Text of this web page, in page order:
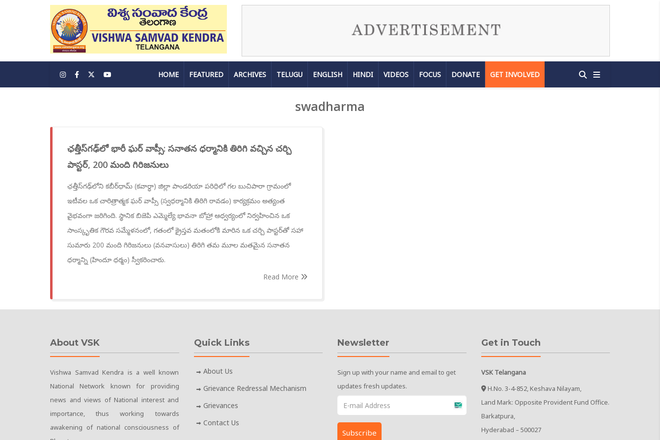
HOME FEATURED ARCHIVES TELUGU ENGLISH HINDI VIDEOS FOCUS DONATE GET INVOLVED
swadharma
ఛత్తీస్‌గఢ్‌లో భారీ ఘర్ వాప్సీ: సనాతన ధర్మానికి తిరిగి వచ్చిన చర్చి
పాస్టర్, 200 మంది గిరిజనులు
ఛత్తీస్‌గఢ్‌లోని కబీర్‌ధామ్ (కవార్ధా) జిల్లా పాండరియా పరిధిలో గల బుచిపారా గ్రామంలో
ఇటీవల ఒక చారిత్రాత్మక ఘర్ వాప్సీ (స్వధర్మానికి తిరిగి రావడం) కార్యక్రమం అత్యంత
వైభవంగా జరిగింది. స్థానిక బిజెపి ఎమ్మెల్యే భావనా బోహ్రా ఆధ్వర్యంలో నిర్వహించిన ఒక
సాంస్కృతిక గౌరవ సమ్మేళనంలో, గతంలో క్రైస్తవ మతంలోకి మారిన ఒక చర్చి పాస్టర్‌తో సహా
సుమారు 200 మంది గిరిజనులు (వనవాసులు) తిరిగి తమ మూల మతమైన సనాతన
ధర్మాన్ని (హిందూ ధర్మం) స్వీకరించారు.
Read More
About VSK
Vishwa Samvad Kendra is a well known
National Network known for providing
news and views of National interest and
importance, thus working towards
awakening of national consciousness of
Quick Links
About Us
Grievance Redressal Mechanism
Grievances
Contact Us
Newsletter
Sign up with your name and email to get
updates fresh updates.
Get in Touch
VSK Telangana
H.No. 3-4-852, Keshava Nilayam,
Land Mark: Opposite Provident Fund Office.
Barkatpura,
Hyderabad – 500027